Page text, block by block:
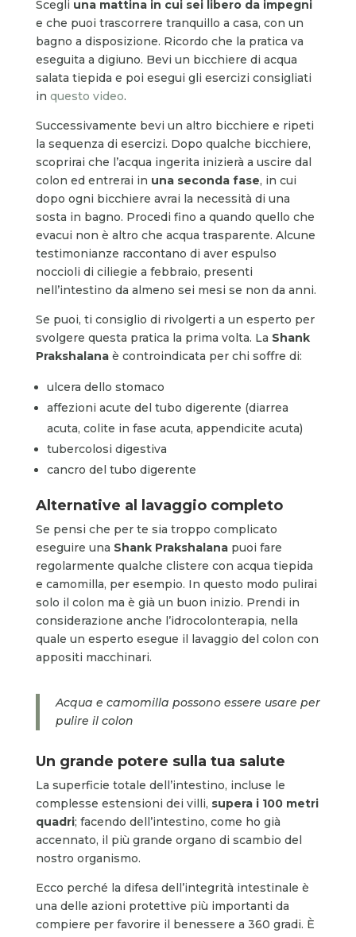
Scegli una mattina in cui sei libero da impegni
e che puoi trascorrere tranquillo a casa, con un
bagno a disposizione. Ricordo che la pratica va
eseguita a digiuno. Bevi un bicchiere di acqua
salata tiepida e poi esegui gli esercizi consigliati
in questo video.
Successivamente bevi un altro bicchiere e ripeti
la sequenza di esercizi. Dopo qualche bicchiere,
scoprirai che l’acqua ingerita inizierà a uscire dal
colon ed entrerai in una seconda fase, in cui
dopo ogni bicchiere avrai la necessità di una
sosta in bagno. Procedi fino a quando quello che
evacui non è altro che acqua trasparente. Alcune
testimonianze raccontano di aver espulso
noccioli di ciliegie a febbraio, presenti
nell’intestino da almeno sei mesi se non da anni.
Se puoi, ti consiglio di rivolgerti a un esperto per
svolgere questa pratica la prima volta. La Shank
Prakshalanaè controindicata per chi soffre di:
ulcera dello stomaco
affezioni acute del tubo digerente (diarrea
acuta, colite in fase acuta, appendicite acuta)
tubercolosi digestiva
cancro del tubo digerente
Alternative al lavaggio completo
Se pensi che per te sia troppo complicato
eseguire una Shank Prakshalanapuoi fare
regolarmente qualche clistere con acqua tiepida
e camomilla, per esempio. In questo modo pulirai
solo il colon ma è già un buon inizio. Prendi in
considerazione anche l’idrocolonterapia, nella
quale un esperto esegue il lavaggio del colon con
appositi macchinari.
Acqua e camomilla possono essere usare per
pulire il colon
Un grande potere sulla tua salute
La superficie totale dell’intestino, incluse le
complesse estensioni dei villi, supera i 100 metri
quadri; facendo dell’intestino, come ho già
accennato, il più grande organo di scambio del
nostro organismo.
Ecco perché la difesa dell’integrità intestinale è
una delle azioni protettive più importanti da
compiere per favorire il benessere a 360 gradi. È